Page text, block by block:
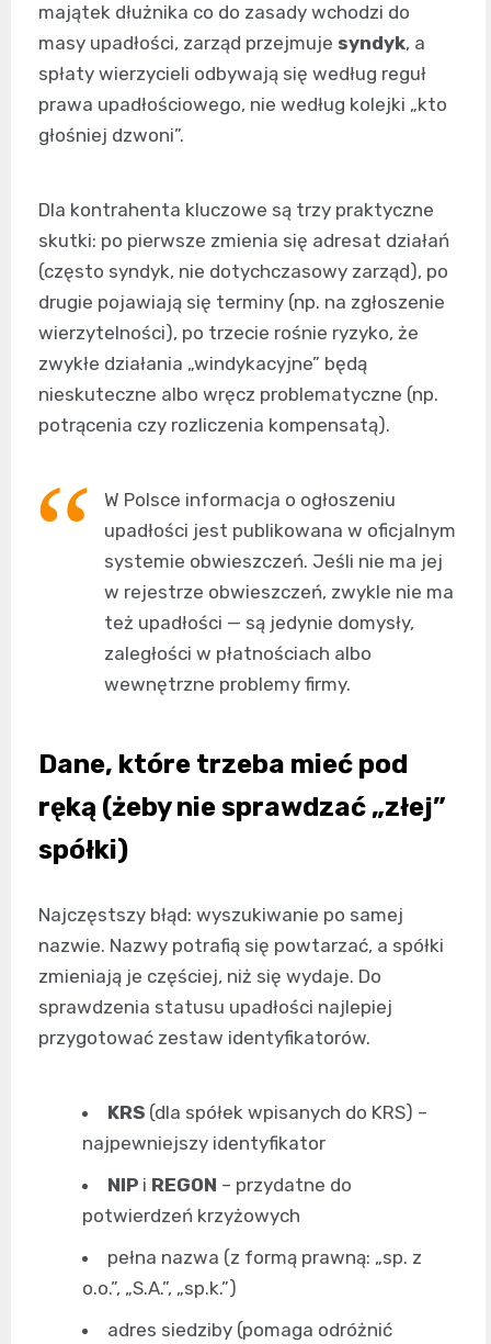
majątek dłużnika co do zasady wchodzi do
masy upadłości, zarząd przejmuje syndyk, a
spłaty wierzycieli odbywają się według reguł
prawa upadłościowego, nie według kolejki „kto
głośniej dzwoni”.
Dla kontrahenta kluczowe są trzy praktyczne
skutki: po pierwsze zmienia się adresat działań
(często syndyk, nie dotychczasowy zarząd), po
drugie pojawiają się terminy (np. na zgłoszenie
wierzytelności), po trzecie rośnie ryzyko, że
zwykłe działania „windykacyjne” będą
nieskuteczne albo wręcz problematyczne (np.
potrącenia czy rozliczenia kompensatą).
W Polsce informacja o ogłoszeniu
upadłości jest publikowana w oficjalnym
systemie obwieszczeń. Jeśli nie ma jej
w rejestrze obwieszczeń, zwykle nie ma
też upadłości — są jedynie domysły,
zaległości w płatnościach albo
wewnętrzne problemy firmy.
Dane, które trzeba mieć pod
ręką (żeby nie sprawdzać „złej”
spółki)
Najczęstszy błąd: wyszukiwanie po samej
nazwie. Nazwy potrafią się powtarzać, a spółki
zmieniają je częściej, niż się wydaje. Do
sprawdzenia statusu upadłości najlepiej
przygotować zestaw identyfikatorów.
KRS (dla spółek wpisanych do KRS) –
najpewniejszy identyfikator
NIP i REGON – przydatne do
potwierdzeń krzyżowych
pełna nazwa (z formą prawną: „sp. z
o.o.”, „S.A.”, „sp.k.”)
adres siedziby (pomaga odróżnić